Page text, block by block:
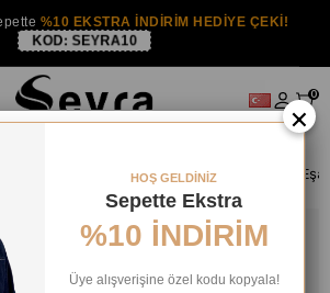
%10 EKSTRA İNDİRİM HEDİYE ÇEKİ!
KOD: SEYRA10
0
Silkhome Eşarp Silk Home Soft
×
HOŞ GELDİNİZ
Sepette Ekstra
%10 İNDİRİM
Üye alışverişine özel kodu kopyala!